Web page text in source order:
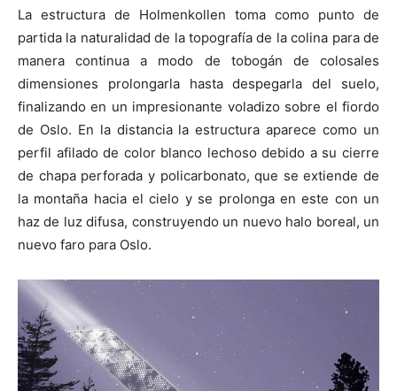
La estructura de Holmenkollen toma como punto de
partida la naturalidad de la topografía de la colina para de
manera continua a modo de tobogán de colosales
dimensiones prolongarla hasta despegarla del suelo,
finalizando en un impresionante voladizo sobre el fiordo
de Oslo. En la distancia la estructura aparece como un
perfil afilado de color blanco lechoso debido a su cierre
de chapa perforada y policarbonato, que se extiende de
la montaña hacia el cielo y se prolonga en este con un
haz de luz difusa, construyendo un nuevo halo boreal, un
nuevo faro para Oslo.